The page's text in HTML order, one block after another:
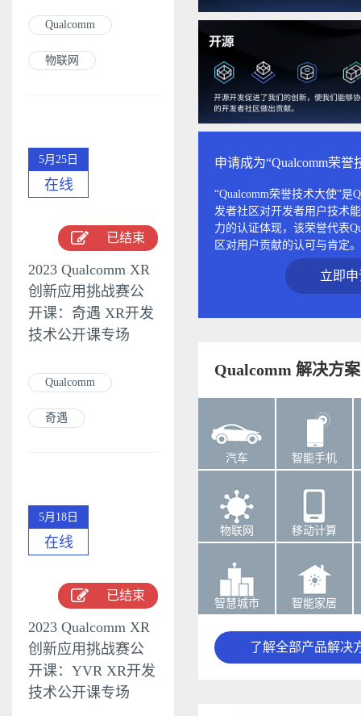
Qualcomm
物联网
5月25日
在线
已结束
2023 Qualcomm XR
创新应用挑战赛公
开课：奇遇 XR开发
技术公开课专场
Qualcomm
奇遇
5月18日
在线
已结束
2023 Qualcomm XR
创新应用挑战赛公
开课：YVR XR开发
技术公开课专场
申请成为“Qualcomm荣誉
“Qualcomm荣誉技术大使”是
发者社区对开发者用户技术
力的认证体现，该荣誉代表
区对用户贡献的认可与肯定。
立即
Qualcomm 解决方案
汽车 智能手机
物联网 移动计算
智慧城市 智能家居
了解全部产品解决